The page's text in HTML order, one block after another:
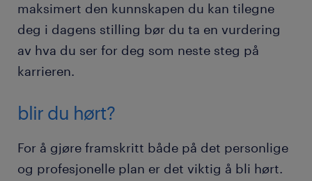
maksimert den kunnskapen du kan tilegne
deg i dagens stilling bør du ta en vurdering
av hva du ser for deg som neste steg på
karrieren.
blir du hørt?
For å gjøre framskritt både på det personlige
og profesjonelle plan er det viktig å bli hørt.